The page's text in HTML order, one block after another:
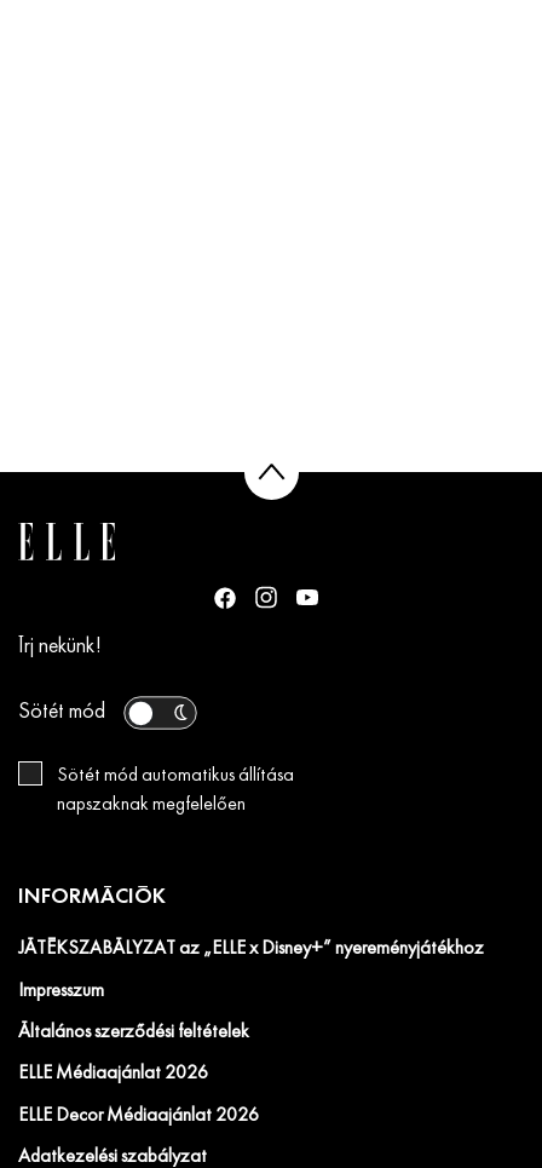
Írj nekünk!
Sötét mód
Sötét mód automatikus állítása
napszaknak megfelelően
INFORMÁCIÓK
JÁTÉKSZABÁLYZAT az „ELLE x Disney+” nyereményjátékhoz
Impresszum
Általános szerződési feltételek
ELLE Médiaajánlat 2026
ELLE Decor Médiaajánlat 2026
Adatkezelési szabályzat